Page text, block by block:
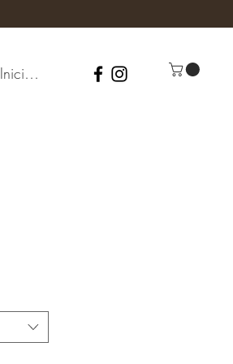
Iniciar sesión